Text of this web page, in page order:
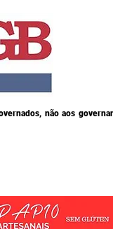
não aos